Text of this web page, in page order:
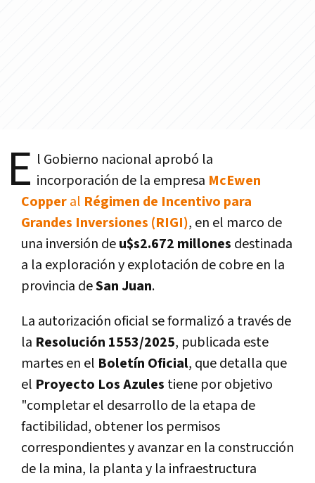
E l Gobierno nacional aprobó la
incorporación de la empresa McEwen
Copperal Régimen de Incentivo para
Grandes Inversiones (RIGI), en el marco de
una inversión deu$s2.672 millones destinada
a la exploración y explotación de cobre en la
provincia deSan Juan.
La autorización oficial se formalizó a través de
la Resolución 1553/2025, publicada este
martes en el Boletín Oficial, que detalla que
el Proyecto Los Azules tiene por objetivo
"completar el desarrollo de la etapa de
factibilidad, obtener los permisos
correspondientes y avanzar en la construcción
de la mina, la planta y la infraestructura